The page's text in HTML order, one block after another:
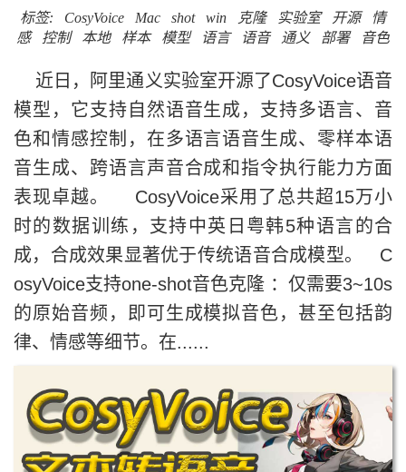
标签: CosyVoice Mac shot win 克隆 实验室 开源
情
感
控制 本地 样本 模型 语言 语音 通义 部署 音色
近日，阿里通义实验室开源了CosyVoice语音
模型，它支持自然语音生成，支持多语言、音
色和情感控制，在多语言语音生成、零样本语
音生成、跨语言声音合成和指令执行能力方面
表现卓越。 CosyVoice采用了总共超15万小
时的数据训练，支持中英日粤韩5种语言的合
成，合成效果显著优于传统语音合成模型。 C
osyVoice支持one-shot音色克隆 ：仅需要3~10s
的原始音频，即可生成模拟音色，甚至包括韵
律、情感等细节。在......